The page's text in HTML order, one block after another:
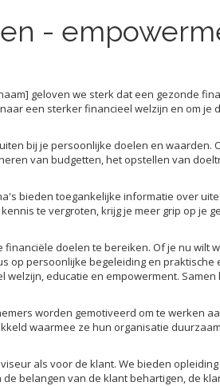
-
geloven we sterk dat een gezonde
een sterker financieel welzijn en om je
bij je persoonlijke doelen en waarden.
van budgetten, het opstellen van
bieden toegankelijke informatie over
te vergroten, krijg je meer grip op je
doelen te bereiken. Of je nu wilt
op persoonlijke begeleiding en
educatie en empowerment.
worden gemotiveerd om te werken
waarmee ze hun organisatie
als voor de klant. We bieden
belangen van de klant behartigen, de